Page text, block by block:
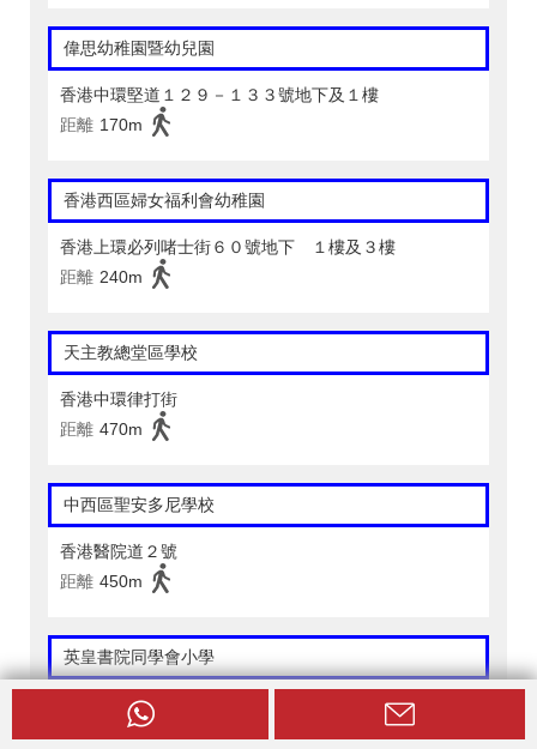
偉思幼稚園暨幼兒園
香港中環堅道１２９－１３３號地下及１樓
距離 170m
香港西區婦女福利會幼稚園
香港上環必列啫士街６０號地下 １樓及３樓
距離 240m
天主教總堂區學校
香港中環律打街
距離 470m
中西區聖安多尼學校
香港醫院道２號
距離 450m
英皇書院同學會小學
香港必列者士街５８號
210m